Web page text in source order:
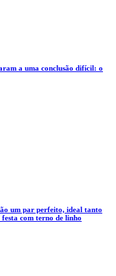
a uma conclusão difícil: o
um par perfeito, ideal tanto
com terno de linho